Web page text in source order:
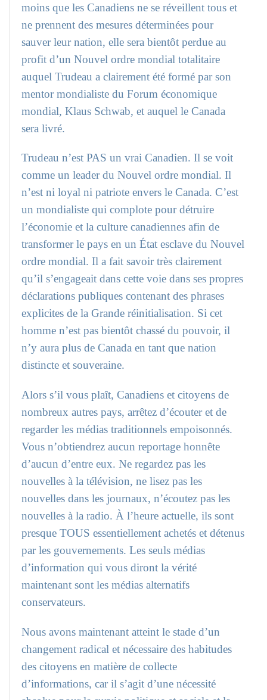
moins que les Canadiens ne se réveillent tous et
ne prennent des mesures déterminées pour
sauver leur nation, elle sera bientôt perdue au
profit d’un Nouvel ordre mondial totalitaire
auquel Trudeau a clairement été formé par son
mentor mondialiste du Forum économique
mondial, Klaus Schwab, et auquel le Canada
sera livré.
Trudeau n’est PAS un vrai Canadien. Il se voit
comme un leader du Nouvel ordre mondial. Il
n’est ni loyal ni patriote envers le Canada. C’est
un mondialiste qui complote pour détruire
l’économie et la culture canadiennes afin de
transformer le pays en un État esclave du Nouvel
ordre mondial. Il a fait savoir très clairement
qu’il s’engageait dans cette voie dans ses propres
déclarations publiques contenant des phrases
explicites de la Grande réinitialisation. Si cet
homme n’est pas bientôt chassé du pouvoir, il
n’y aura plus de Canada en tant que nation
distincte et souveraine.
Alors s’il vous plaît, Canadiens et citoyens de
nombreux autres pays, arrêtez d’écouter et de
regarder les médias traditionnels empoisonnés.
Vous n’obtiendrez aucun reportage honnête
d’aucun d’entre eux. Ne regardez pas les
nouvelles à la télévision, ne lisez pas les
nouvelles dans les journaux, n’écoutez pas les
nouvelles à la radio. À l’heure actuelle, ils sont
presque TOUS essentiellement achetés et détenus
par les gouvernements. Les seuls médias
d’information qui vous diront la vérité
maintenant sont les médias alternatifs
conservateurs.
Nous avons maintenant atteint le stade d’un
changement radical et nécessaire des habitudes
des citoyens en matière de collecte
d’informations, car il s’agit d’une nécessité